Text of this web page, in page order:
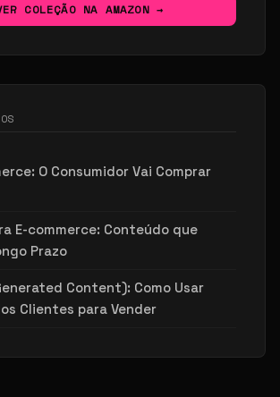
COLEÇÃO NA AMAZON →
O Consumidor Vai Comprar
E-commerce: Conteúdo que
Prazo
Content): Como Usar
Clientes para Vender